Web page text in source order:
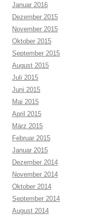
Januar 2016
Dezember 2015
November 2015
Oktober 2015
September 2015
August 2015
Juli 2015
Juni 2015
Mai 2015
April 2015
März 2015
Februar 2015
Januar 2015
Dezember 2014
November 2014
Oktober 2014
September 2014
August 2014